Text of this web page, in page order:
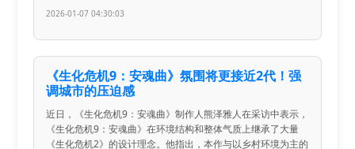
2026-01-07 04:30:03
《生化危机9：安魂曲》氛围将更接近2代！强
调城市的压迫感
近日，《生化危机9：安魂曲》制作人熊泽雅人在采访中表示，
《生化危机9：安魂曲》在环境结构和整体气质上继承了大量
《生化危机2》的设计理念。他指出，本作与以乡村环境为主的